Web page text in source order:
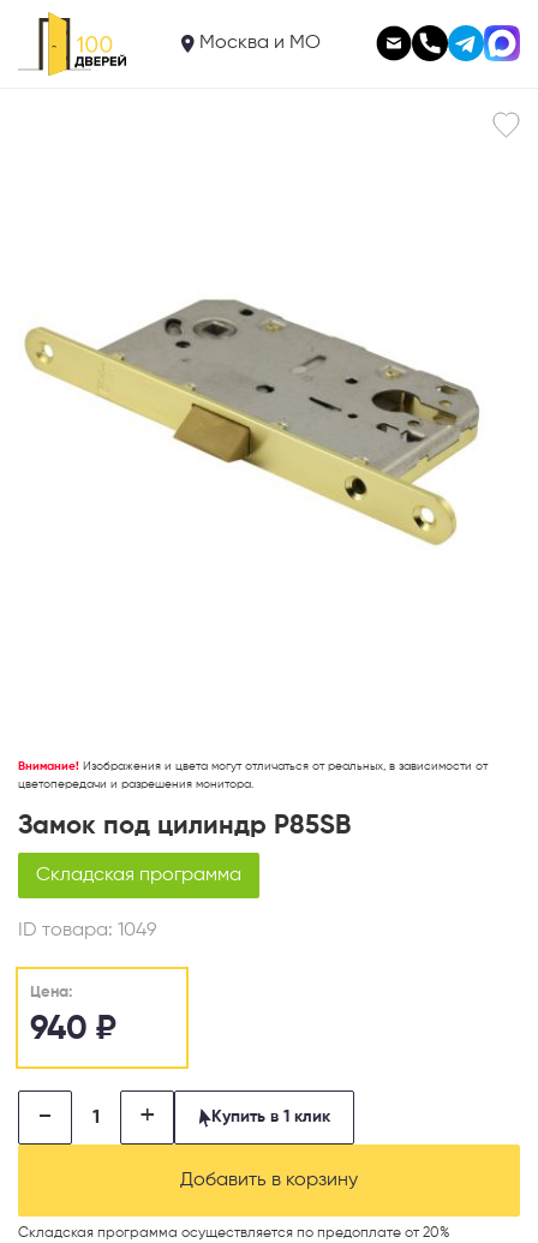
Москва и МО
Замок под цилиндр Р85SB 940
В корзину
Внимание! Изображения и цвета могут отличаться от реальных, в зависимости от
цветопередачи и разрешения монитора.
Замок под цилиндр Р85SB
Складская программа
ID товара: 1049
Цена:
940 ₽
- + Купить в 1 клик
Добавить в корзину
Складская программа осуществляется по предоплате от 20%
Телефон